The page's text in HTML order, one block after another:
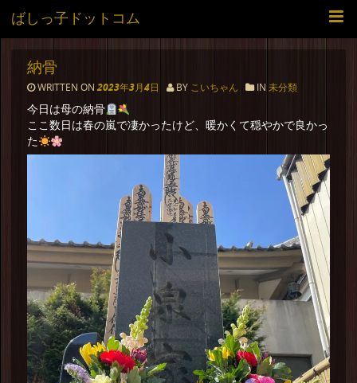
ばしっ子ドットコム
納骨
WRITTEN ON 2023年3月4日 BY こいちゃん IN 未分類
今日は母の納骨
ここ数日は春の嵐で凄かったけど、暖かくて穏やかで良かっ
た